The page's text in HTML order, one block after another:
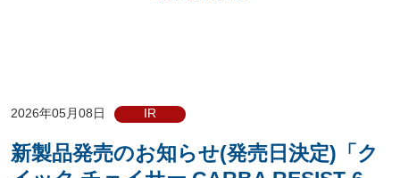
2026年05月08日 IR
新製品発売のお知らせ(発売日決定)「ク